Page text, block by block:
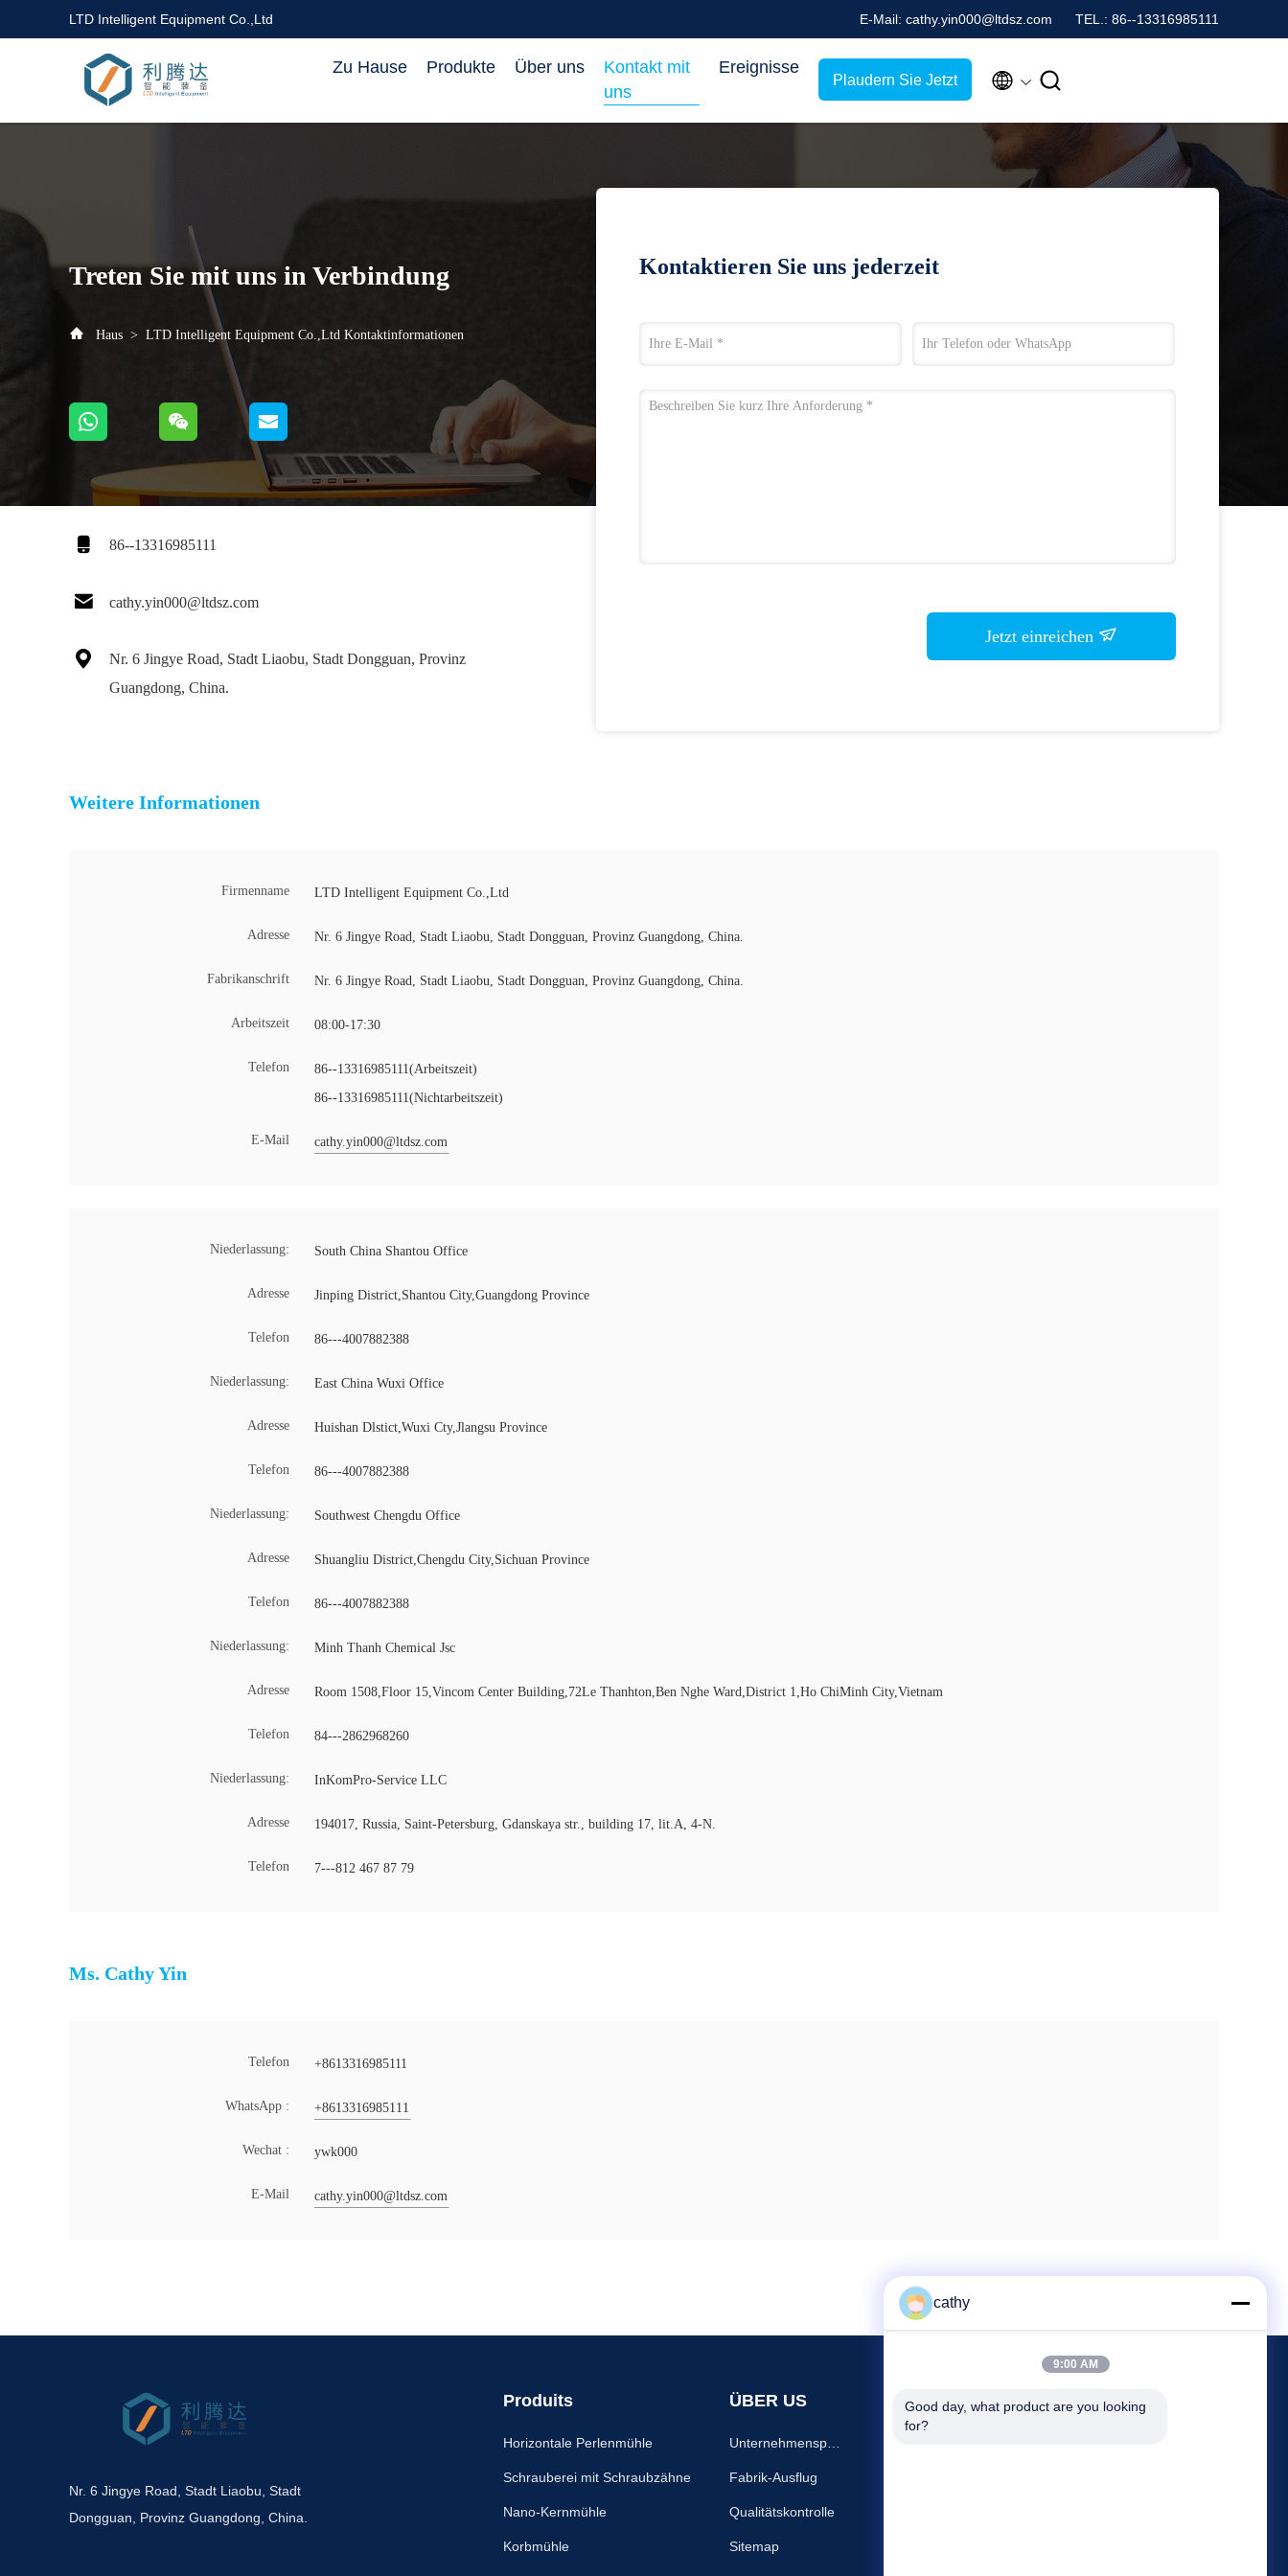
LTD Intelligent Equipment Co.,Ltd E-Mail: cathy.yin000@ltdsz.com TEL.: 86--13316985111
Zu Hause Produkte Über uns
Kontakt mit
uns
Ereignisse
Plaudern Sie Jetzt  
Treten Sie mit uns in Verbindung
Haus > LTD Intelligent Equipment Co.,Ltd Kontaktinformationen
 86--13316985111
 cathy.yin000@ltdsz.com

Nr. 6 Jingye Road, Stadt Liaobu, Stadt Dongguan, Provinz
Guangdong, China.
Kontaktieren Sie uns jederzeit
Jetzt einreichen
Weitere Informationen
Firmenname LTD Intelligent Equipment Co.,Ltd
Adresse Nr. 6 Jingye Road, Stadt Liaobu, Stadt Dongguan, Provinz Guangdong, China.
Fabrikanschrift Nr. 6 Jingye Road, Stadt Liaobu, Stadt Dongguan, Provinz Guangdong, China.
Arbeitszeit 08:00-17:30
Telefon
86--13316985111(Arbeitszeit)
86--13316985111(Nichtarbeitszeit)
E-Mail cathy.yin000@ltdsz.com
Niederlassung: South China Shantou Office
Adresse Jinping District,Shantou City,Guangdong Province
Telefon 86---4007882388
Niederlassung: East China Wuxi Office
Adresse Huishan Dlstict,Wuxi Cty,Jlangsu Province
Telefon 86---4007882388
Niederlassung: Southwest Chengdu Office
Adresse Shuangliu District,Chengdu City,Sichuan Province
Telefon 86---4007882388
Niederlassung: Minh Thanh Chemical Jsc
Adresse Room 1508,Floor 15,Vincom Center Building,72Le Thanhton,Ben Nghe Ward,District 1,Ho ChiMinh City,Vietnam
Telefon 84---2862968260
Niederlassung: InKomPro-Service LLC
Adresse 194017, Russia, Saint-Petersburg, Gdanskaya str., building 17, lit.A, 4-N.
Telefon 7---812 467 87 79
Ms. Cathy Yin
Telefon +8613316985111
WhatsApp : +8613316985111
Wechat : ywk000
E-Mail cathy.yin000@ltdsz.com
Nr. 6 Jingye Road, Stadt Liaobu, Stadt
Dongguan, Provinz Guangdong, China.
Produits
Horizontale Perlenmühle
Schrauberei mit Schraubzähne
Nano-Kernmühle
Korbmühle
ÜBER US
Unternehmensprof
Fabrik-Ausflug
Qualitätskontrolle
Sitemap
Ereignisse
Plaudern Sie Jetzt
cathy
9:00 AM
Good day, what product are you looking
for?